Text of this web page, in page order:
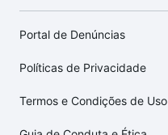
Portal de Denúncias
Políticas de Privacidade
Termos e Condições de Uso